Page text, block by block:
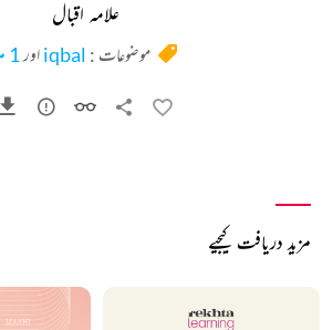
علامہ اقبال
موضوعات : iqbalاور1 مزید
مزید دریافت کیجیے